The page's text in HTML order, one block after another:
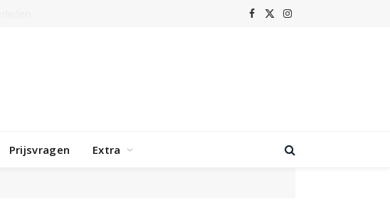
Facebook
X
Instagram
Prijsvragen Extra